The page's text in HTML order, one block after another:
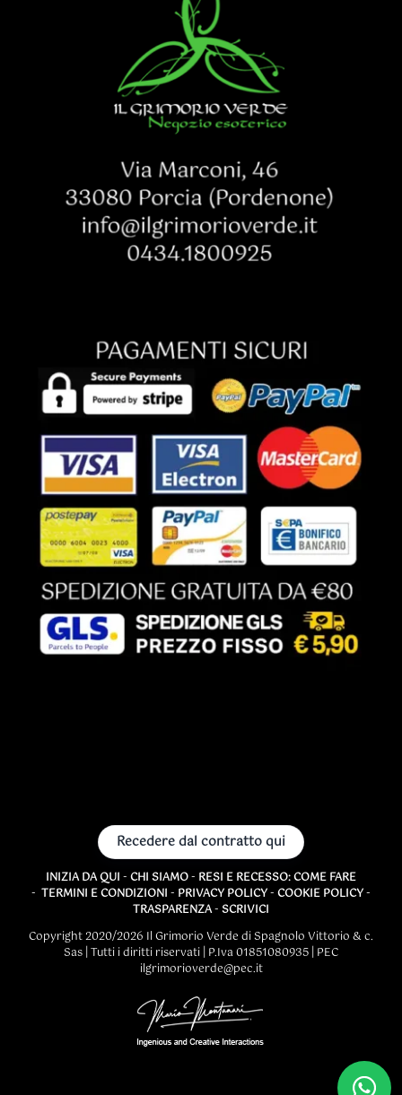
Recedere dal contratto qui
INIZIA DA QUI - CHI SIAMO- RESI E RECESSO: COME FARE
- TERMINI E CONDIZIONI - PRIVACY POLICY- COOKIE POLICY-
TRASPARENZA- SCRIVICI
Copyright 2020/2026 Il Grimorio Verde di Spagnolo Vittorio & c.
Sas | Tutti i diritti riservati | P.Iva 01851080935 | PEC
ilgrimorioverde@pec.it